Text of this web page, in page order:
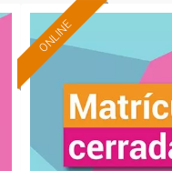
ONLINE